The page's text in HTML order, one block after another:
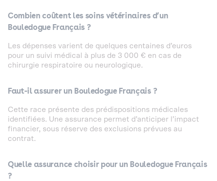
Combien coûtent les soins vétérinaires d’un
Bouledogue Français ?
Les dépenses varient de quelques centaines d’euros
pour un suivi médical à plus de 3 000 € en cas de
chirurgie respiratoire ou neurologique.
Faut-il assurer un Bouledogue Français ?
Cette race présente des prédispositions médicales
identifiées. Une assurance permet d’anticiper l’impact
financier, sous réserve des exclusions prévues au
contrat.
Quelle assurance choisir pour un Bouledogue Français
?